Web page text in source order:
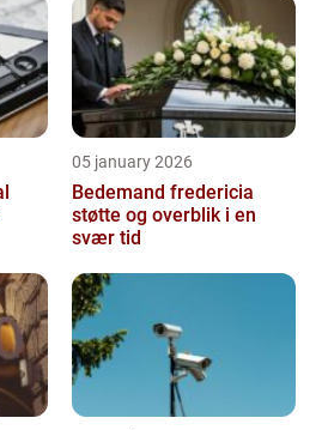
05 january 2026
Bedemand fredericia
støtte og overblik i en
svær tid